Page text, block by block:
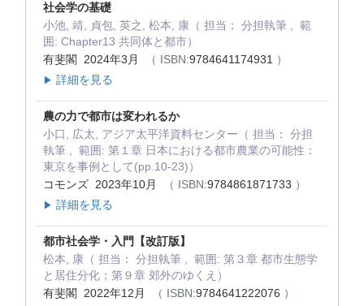
社会学の基礎
小池, 靖, 貞包, 英之, 松本, 康（ 担当： 分担執筆 , 範
囲: Chapter13 共同体と都市）
有斐閣 2024年3月
（ ISBN:9784641174931 ）
▶ 詳細を見る
農の力で都市は変われるか
小口, 広太, アジア太平洋資料センター（ 担当： 分担
執筆 , 範囲: 第１章 日本における都市農業の可能性：
東京を事例として(pp.10-23)）
コモンズ 2023年10月
（ ISBN:9784861871733 ）
▶ 詳細を見る
都市社会学・入門【改訂版】
松本, 康（ 担当： 分担執筆 , 範囲: 第３章 都市生態学
と居住分化；第９章 郊外のゆくえ）
有斐閣 2022年12月
（ ISBN:9784641222076 ）